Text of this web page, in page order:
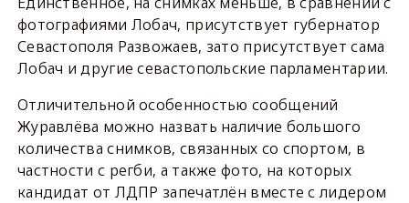
фотографиями Лобач, присутствует губернатор
Севастополя Развожаев, зато присутствует сама
Лобач и другие севастопольские парламентарии.
Отличительной особенностью сообщений
Журавлёва можно назвать наличие большого
количества снимков, связанных со спортом, в
частности с регби, а также фото, на которых
кандидат от ЛДПР запечатлён вместе с лидером